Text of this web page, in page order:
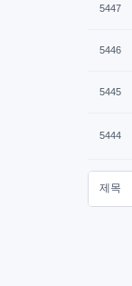
5447
5446
5445
5444